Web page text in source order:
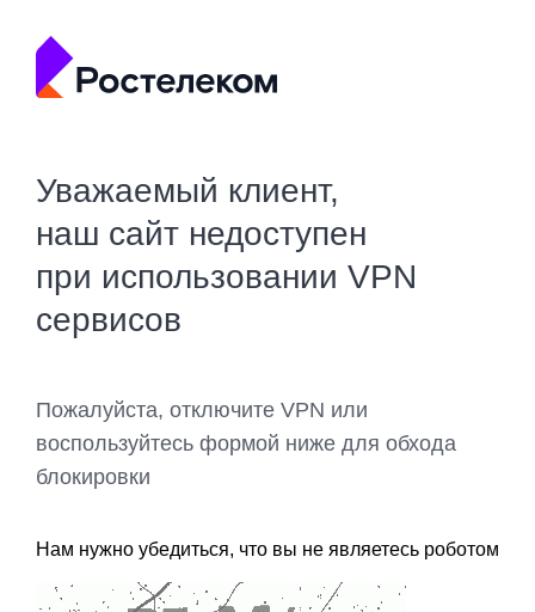
Уважаемый клиент,
наш сайт недоступен
при использовании VPN
сервисов
Пожалуйста, отключите VPN или
воспользуйтесь формой ниже для обхода
блокировки
Нам нужно убедиться, что вы не являетесь роботом